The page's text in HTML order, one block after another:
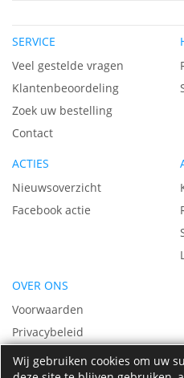
Wij gebruiken cookies om uw
SERVICE
Veel gestelde vragen
Klantenbeoordeling
Zoek uw bestelling
Contact
ACTIES
Nieuwsoverzicht
Facebook actie
OVER ONS
Voorwaarden
Privacybeleid
Vacatures